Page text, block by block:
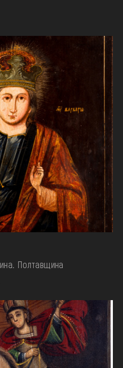
Полтавщина